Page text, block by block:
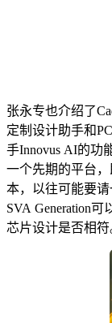
张永专也介绍了
定制设计助手和
手Innovus AI的功
一个先期的平台
本，以往可能要请
SVA Generation
芯片设计是否相符